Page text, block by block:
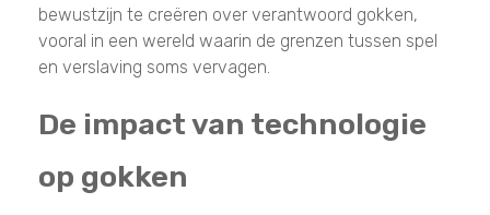
bewustzijn te creëren over verantwoord gokken,
vooral in een wereld waarin de grenzen tussen spel
en verslaving soms vervagen.
De impact van technologie
op gokken